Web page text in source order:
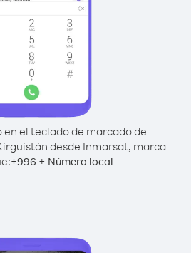
en el teclado de marcado de
desde Inmarsat, marca
+996 + Número local